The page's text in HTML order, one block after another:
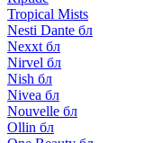
Tropical Mists
Nesti Dante бл
Nexxt бл
Nirvel бл
Nish бл
Nivea бл
Nouvelle бл
Ollin бл